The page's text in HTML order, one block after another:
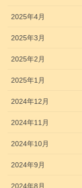
2025年4月
2025年3月
2025年2月
2025年1月
2024年12月
2024年11月
2024年10月
2024年9月
2024年8月